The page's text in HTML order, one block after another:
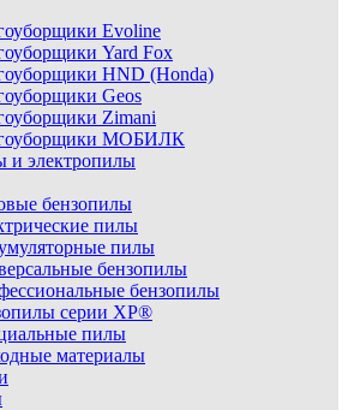
Evoline
Yard Fox
HND (Honda)
Geos
Zimani
МОБИЛК
и электропилы
бензопилы
пилы
пилы
бензопилы
бензопилы
серии XP®
пилы
материалы